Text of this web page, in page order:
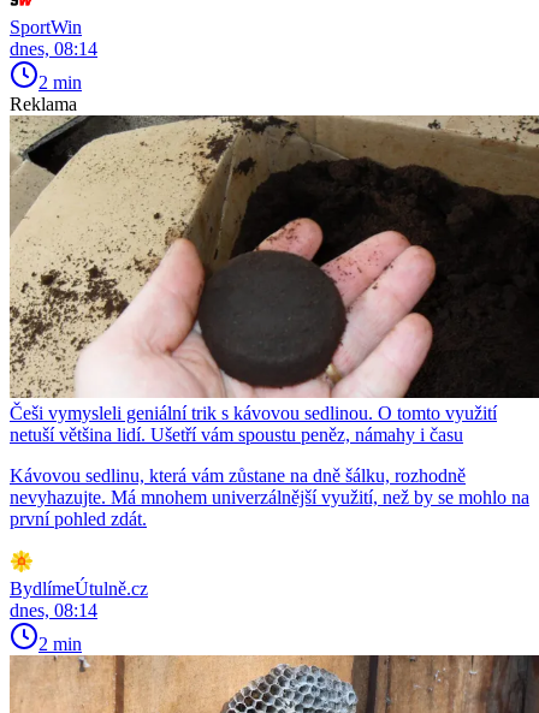
SportWin
dnes, 08:14
2 min
Reklama
Češi vymysleli geniální trik s kávovou sedlinou. O tomto využití
netuší většina lidí. Ušetří vám spoustu peněz, námahy i času
Kávovou sedlinu, která vám zůstane na dně šálku, rozhodně
nevyhazujte. Má mnohem univerzálnější využití, než by se mohlo na
první pohled zdát.
BydlímeÚtulně.cz
dnes, 08:14
2 min